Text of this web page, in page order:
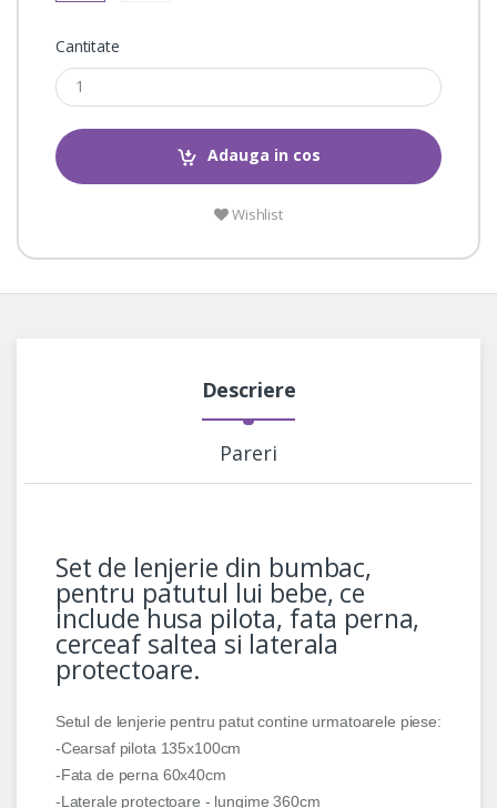
Cantitate
Adauga in cos
Wishlist
Descriere
Pareri
Set de lenjerie din bumbac,
pentru patutul lui bebe, ce
include husa pilota, fata perna,
cerceaf saltea si laterala
protectoare.
Setul de lenjerie pentru patut contine urmatoarele piese:
-Cearsaf pilota 135x100cm
-Fata de perna 60x40cm
-Laterale protectoare - lungime 360cm